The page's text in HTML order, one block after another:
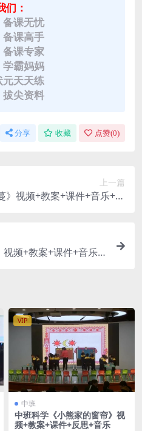
们：
课无忧
课高手
课专家
霸妈妈
天天练
尖资料
分享 收藏 点赞(0)
上一篇
》视频+教案+课件+音乐+点
频+教案+课件+音乐
VIP
中班
中班科学《小熊家的窗帘》视
频+教案+课件+反思+音乐